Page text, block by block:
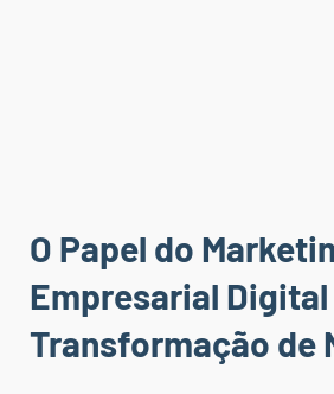
O Papel do
Empresarial Digital
Transformação de